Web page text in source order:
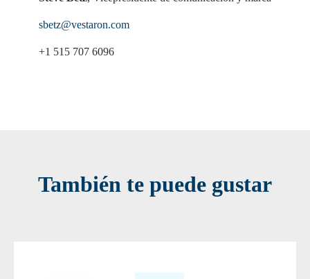
sbetz@vestaron.com
+1 515 707 6096
También te puede gustar